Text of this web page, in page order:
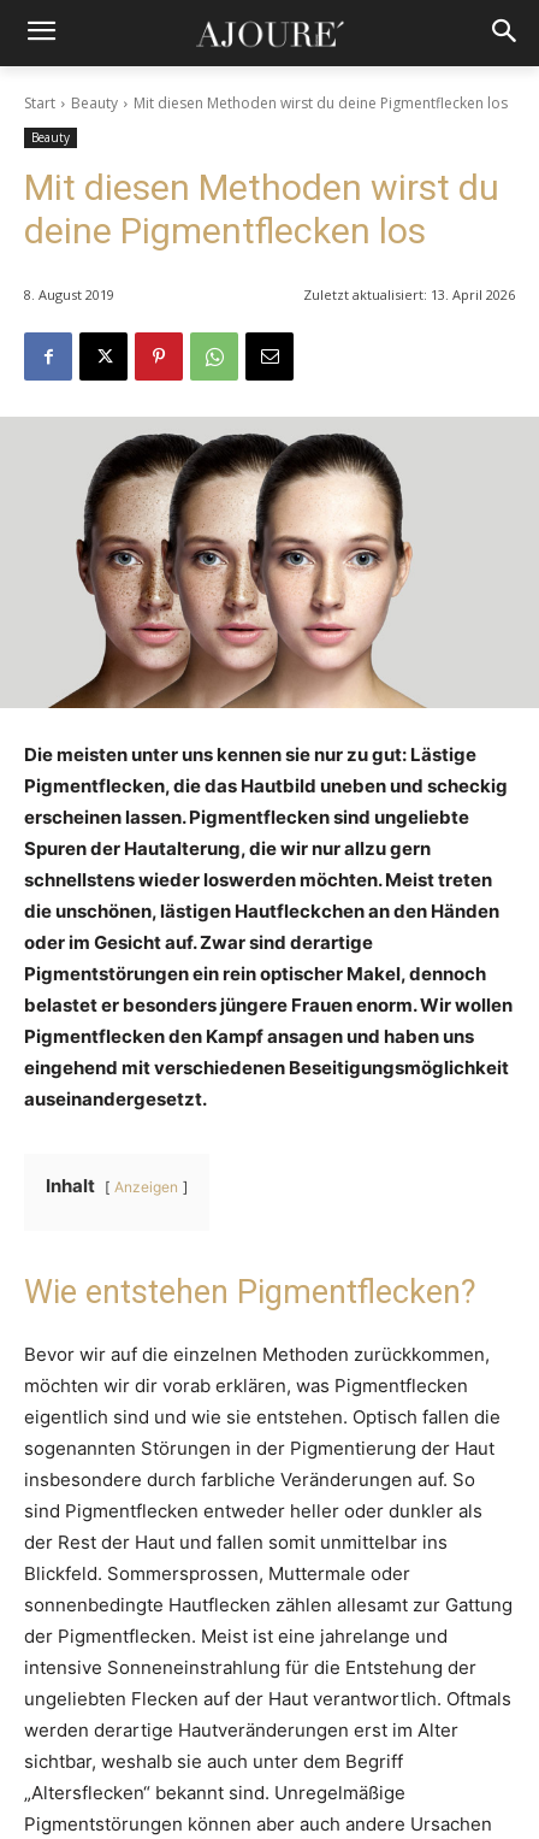
Start Beauty Mit diesen Methoden wirst du deine Pigmentflecken los
Beauty
Mit diesen Methoden wirst du
deine Pigmentflecken los
8. August 2019 Zuletzt aktualisiert: 13. April 2026
Die meisten unter uns kennen sie nur zu gut: Lästige
Pigmentflecken, die das Hautbild uneben und scheckig
erscheinen lassen. Pigmentflecken sind ungeliebte
Spuren der Hautalterung, die wir nur allzu gern
schnellstens wieder loswerden möchten. Meist treten
die unschönen, lästigen Hautfleckchen an den Händen
oder im Gesicht auf. Zwar sind derartige
Pigmentstörungen ein rein optischer Makel, dennoch
belastet er besonders jüngere Frauen enorm. Wir wollen
Pigmentflecken den Kampf ansagen und haben uns
eingehend mit verschiedenen Beseitigungsmöglichkeit
auseinandergesetzt.
Inhalt Anzeigen
Wie entstehen Pigmentflecken?
Bevor wir auf die einzelnen Methoden zurückkommen,
möchten wir dir vorab erklären, was Pigmentflecken
eigentlich sind und wie sie entstehen. Optisch fallen die
sogenannten Störungen in der Pigmentierung der Haut
insbesondere durch farbliche Veränderungen auf. So
sind Pigmentflecken entweder heller oder dunkler als
der Rest der Haut und fallen somit unmittelbar ins
Blickfeld. Sommersprossen, Muttermale oder
sonnenbedingte Hautflecken zählen allesamt zur Gattung
der Pigmentflecken. Meist ist eine jahrelange und
intensive Sonneneinstrahlung für die Entstehung der
ungeliebten Flecken auf der Haut verantwortlich. Oftmals
werden derartige Hautveränderungen erst im Alter
sichtbar, weshalb sie auch unter dem Begriff
„Altersflecken“ bekannt sind. Unregelmäßige
Pigmentstörungen können aber auch andere Ursachen